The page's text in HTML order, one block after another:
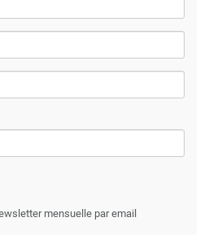
mensuelle par email